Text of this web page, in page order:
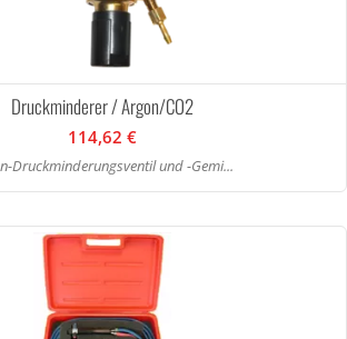
Druckminderer / Argon/CO2
114,62 €
Druckminderungsventil und -Gemi...